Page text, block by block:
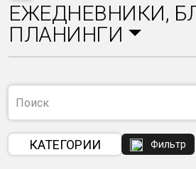
ЕЖЕДНЕВНИКИ,
ПЛАНИНГИ
КАТЕГОРИИ Фильтр